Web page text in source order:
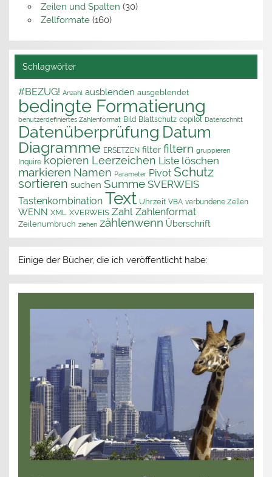
Zeilen und Spalten (30)
Zellformate(160)
Schlagwörter
#BEZUG! Anzahl ausblenden ausgeblendet
bedingte Formatierung
benutzerdefiniertes Zahlenformat Bild Blattschutz copilot Datenschnitt
Datenüberprüfung Datum
Diagramme ERSETZEN filter filtern gruppieren
Inquire kopieren Leerzeichen Liste löschen
markieren Namen Parameter Pivot Schutz
sortieren suchen Summe SVERWEIS
Tastenkombination Text Uhrzeit VBA verbundene Zellen
WENN XML XVERWEIS Zahl Zahlenformat
Zeilenumbruch ziehen zählenwenn Überschrift
Einige der Bücher, die ich veröffentlicht habe: